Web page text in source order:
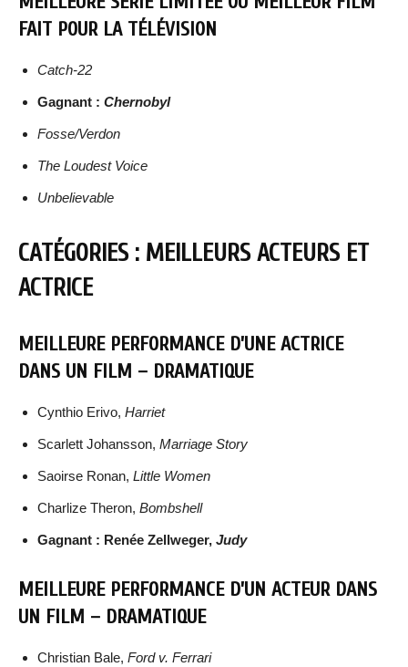
FAIT POUR LA TÉLÉVISION
Catch-22
Gagnant : Chernobyl
Fosse/Verdon
The Loudest Voice
Unbelievable
CATÉGORIES : MEILLEURS ACTEURS ET
ACTRICE
MEILLEURE PERFORMANCE D’UNE ACTRICE
DANS UN FILM – DRAMATIQUE
Cynthio Erivo, Harriet
Scarlett Johansson, Marriage Story
Saoirse Ronan, Little Women
Charlize Theron, Bombshell
Gagnant : Renée Zellweger, Judy
MEILLEURE PERFORMANCE D’UN ACTEUR DANS
UN FILM – DRAMATIQUE
Christian Bale, Ford v. Ferrari